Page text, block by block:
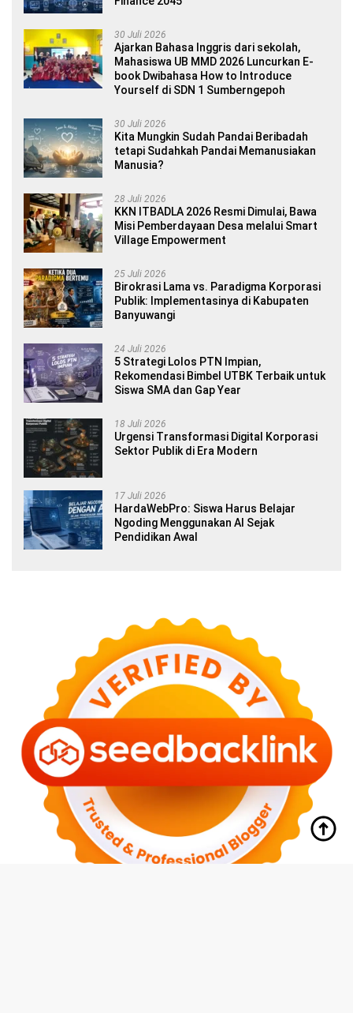
30 Juli 2026
Ajarkan Bahasa Inggris dari sekolah,
Mahasiswa UB MMD 2026 Luncurkan E-
book Dwibahasa How to Introduce
Yourself di SDN 1 Sumberngepoh
30 Juli 2026
Kita Mungkin Sudah Pandai Beribadah
tetapi Sudahkah Pandai Memanusiakan
Manusia?
28 Juli 2026
KKN ITBADLA 2026 Resmi Dimulai, Bawa
Misi Pemberdayaan Desa melalui Smart
Village Empowerment
25 Juli 2026
Birokrasi Lama vs. Paradigma Korporasi
Publik: Implementasinya di Kabupaten
Banyuwangi
24 Juli 2026
5 Strategi Lolos PTN Impian,
Rekomendasi Bimbel UTBK Terbaik untuk
Siswa SMA dan Gap Year
18 Juli 2026
Urgensi Transformasi Digital Korporasi
Sektor Publik di Era Modern
17 Juli 2026
HardaWebPro: Siswa Harus Belajar
Ngoding Menggunakan AI Sejak
Pendidikan Awal